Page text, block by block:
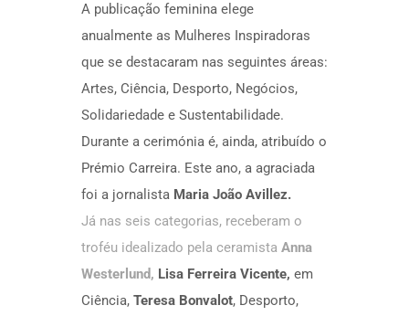
A publicação feminina elege
anualmente as Mulheres Inspiradoras
que se destacaram nas seguintes áreas:
Artes, Ciência, Desporto, Negócios,
Solidariedade e Sustentabilidade.
Durante a cerimónia é, ainda, atribuído o
Prémio Carreira. Este ano, a agraciada
foi a jornalista Maria João Avillez.
Já nas seis categorias, receberam o
troféu idealizado pela ceramista Anna
Westerlund, Lisa Ferreira Vicente, em
Ciência, Teresa Bonvalot, Desporto,